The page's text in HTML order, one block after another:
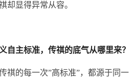
却显得异常从容。
自主标准，传祺的底气从哪里来？
祺的每一次”高标准”，都源于同一